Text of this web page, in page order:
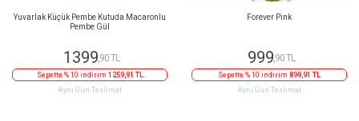
Yuvarlak Küçük Pembe Kutuda Macaronlu
Pembe Gül
1399 ,90 TL
Sepette % 10 indirim 1259,91 TL
Aynı Gün Teslimat
Forever Pink
999,90 TL
Sepette % 10 indirim 899,91 TL
Aynı Gün Teslimat